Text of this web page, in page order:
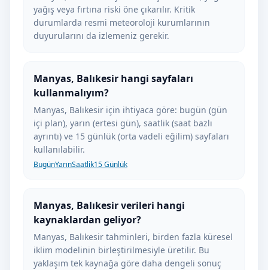
yağış veya fırtına riski öne çıkarılır. Kritik
durumlarda resmi meteoroloji kurumlarının
duyurularını da izlemeniz gerekir.
Manyas, Balıkesir hangi sayfaları
kullanmalıyım?
Manyas, Balıkesir için ihtiyaca göre: bugün (gün
içi plan), yarın (ertesi gün), saatlik (saat bazlı
ayrıntı) ve 15 günlük (orta vadeli eğilim) sayfaları
kullanılabilir.
BugünYarınSaatlik15 Günlük
Manyas, Balıkesir verileri hangi
kaynaklardan geliyor?
Manyas, Balıkesir tahminleri, birden fazla küresel
iklim modelinin birleştirilmesiyle üretilir. Bu
yaklaşım tek kaynağa göre daha dengeli sonuç